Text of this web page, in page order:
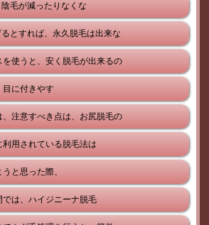
毛が減ったりなくな
とすれば、永久脱毛は出来な
使うと、安く脱毛が出来るの
目に付きやす
注意すべき点は、お尻脱毛の
用されている脱毛法は
と思った際、
は、ハイジニーナ脱毛